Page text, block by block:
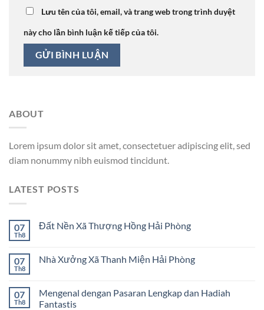
Lưu tên của tôi, email, và trang web trong trình duyệt
này cho lần bình luận kế tiếp của tôi.
ABOUT
Lorem ipsum dolor sit amet, consectetuer adipiscing elit, sed
diam nonummy nibh euismod tincidunt.
LATEST POSTS
07
Th8
Đất Nền Xã Thượng Hồng Hải Phòng
07
Th8
Nhà Xưởng Xã Thanh Miện Hải Phòng
07
Th8
Mengenal dengan Pasaran Lengkap dan Hadiah
Fantastis